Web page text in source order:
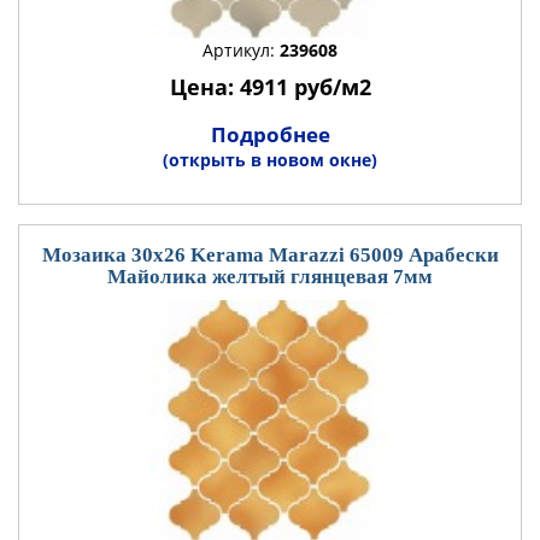
Артикул: 239608
Цена: 4911 руб/м2
Подробнее
(открыть в новом окне)
Мозаика 30x26 Kerama Marazzi 65009 Арабески
Майолика желтый глянцевая 7мм